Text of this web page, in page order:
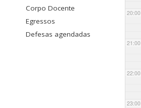
Corpo Docente
Egressos
Defesas agendadas
20:00
21:00
22:00
23:00